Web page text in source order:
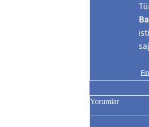
Yorumlar